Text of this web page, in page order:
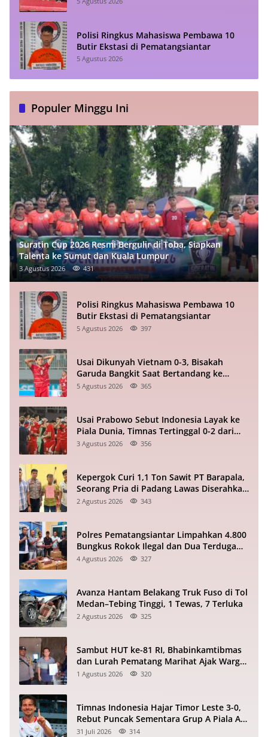
Polisi Ringkus Mahasiswa Pembawa 10
Butir Ekstasi di Pematangsiantar
5 Agustus 2026
Populer Minggu Ini
Suratin Cup 2026 Resmi Bergulir di Toba, Siapkan
Talenta ke Sumut dan Kuala Lumpur
3 Agustus 2026 431
Polisi Ringkus Mahasiswa Pembawa 10
Butir Ekstasi di Pematangsiantar
5 Agustus 2026 397
Usai Dikunyah Vietnam 0-3, Bisakah
Garuda Bangkit Saat Bertandang ke
Singapura?
5 Agustus 2026 365
Usai Prabowo Sebut Indonesia Layak ke
Piala Dunia, Timnas Tertinggal 0-2 dari
Vietnam Babak I Piala ASEAN
3 Agustus 2026 356
Kepergok Curi 1,1 Ton Sawit PT Barapala,
Seorang Pria di Padang Lawas Diserahkan
ke Polisi
2 Agustus 2026 343
Polres Pematangsiantar Limpahkan 4.800
Bungkus Rokok Ilegal dan Dua Terduga
Pelaku ke Bea Cukai
4 Agustus 2026 327
Avanza Hantam Belakang Truk Fuso di Tol
Medan–Tebing Tinggi, 1 Tewas, 7 Terluka
2 Agustus 2026 325
Sambut HUT ke-81 RI, Bhabinkamtibmas
dan Lurah Pematang Marihat Ajak Warga
Kibarkan Merah Putih
1 Agustus 2026 320
Timnas Indonesia Hajar Timor Leste 3-0,
Rebut Puncak Sementara Grup A Piala AFF
2026
31 Juli 2026 314